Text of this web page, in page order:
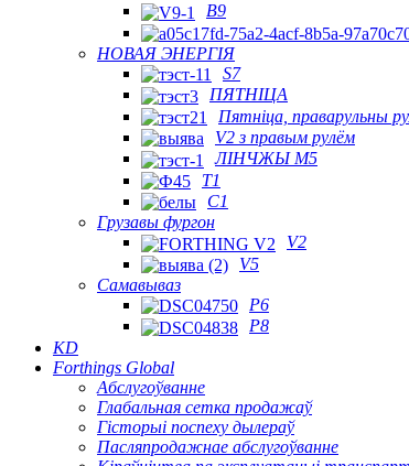
В9
НОВАЯ ЭНЕРГІЯ
S7
ПЯТНІЦА
Пятніца, праварульны
V2 з правым рулём
ЛІНЧЖЫ М5
T1
C1
Грузавы фургон
V2
V5
Самавываз
P6
P8
KD
Forthings Global
Абслугоўванне
Глабальная сетка продажаў
Гісторыі поспеху дылераў
Пасляпродажнае абслугоўванне